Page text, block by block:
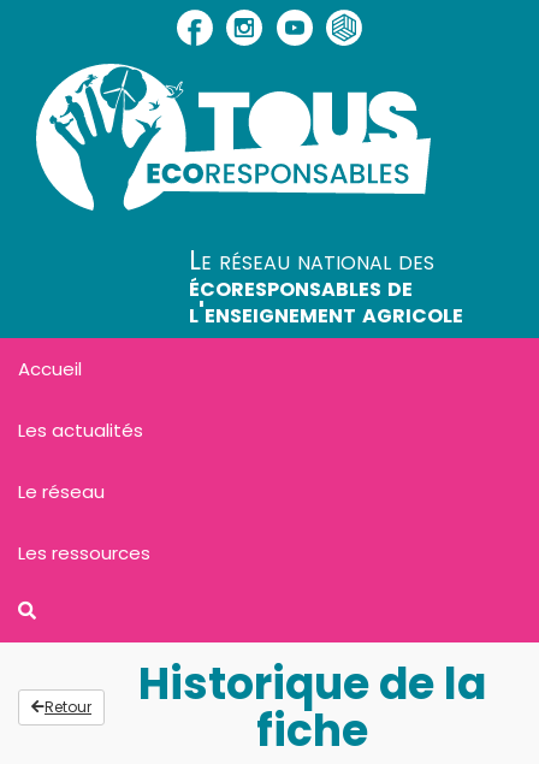
Retour Historique de la
fiche
Le réseau national des
écoresponsables de
l'enseignement agricole
Accueil
Les actualités
Le réseau
Les ressources